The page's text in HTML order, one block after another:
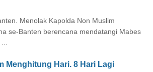
Menolak Kapolda Non Muslim
se-Banten berencana mendatangi Mabes
Menghitung Hari. 8 Hari Lagi